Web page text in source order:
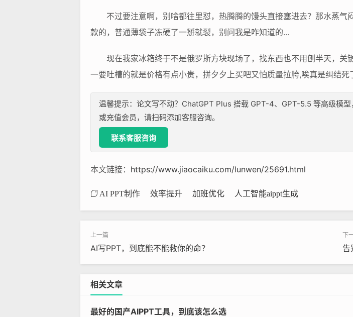
不过要注意啊，别啥都往里怼，热腾腾的馒头直接塞进去？那水蒸
款的，普通薄袋子冻硬了一掰就裂，别问我是咋知道的...
现在我家冰箱终于不是俄罗斯方块现场了，找东西也不用刨半天，
一要吐槽的就是价格有点小贵，拼夕夕上买吧又怕质量拉胯,唉真是纠结死
温馨提示：论文写不动？ChatGPT Plus 搭载 GPT-4、GPT-5.5 等高级模
或充值会员，请扫码添加客服咨询。
联系客服咨询
本文链接： https://www.jiaocaiku.com/lunwen/25691.html
AI PPT制作 效率提升 加班优化 人工智能aippt生成
AI写PPT，到底能不能救你的命？ 告
相关文章
最好的国产AIPPT工具，到底该怎么选